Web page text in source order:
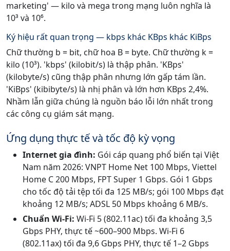
marketing' — kilo và mega trong mạng luôn nghĩa là
10³ và 10⁶.
Ký hiệu rất quan trọng — kbps khác KBps khác KiBps
Chữ thường b = bit, chữ hoa B = byte. Chữ thường k =
kilo (10³). 'kbps' (kilobit/s) là thập phân. 'KBps'
(kilobyte/s) cũng thập phân nhưng lớn gấp tám lần.
'KiBps' (kibibyte/s) là nhị phân và lớn hơn KBps 2,4%.
Nhầm lẫn giữa chúng là nguồn báo lỗi lớn nhất trong
các công cụ giám sát mạng.
Ứng dụng thực tế và tốc độ kỳ vọng
Internet gia đình: Gói cáp quang phổ biến tại Việt
Nam năm 2026: VNPT Home Net 100 Mbps, Viettel
Home C 200 Mbps, FPT Super 1 Gbps. Gói 1 Gbps
cho tốc độ tải tệp tối đa 125 MB/s; gói 100 Mbps đạt
khoảng 12 MB/s; ADSL 50 Mbps khoảng 6 MB/s.
Chuẩn Wi-Fi: Wi-Fi 5 (802.11ac) tối đa khoảng 3,5
Gbps PHY, thực tế ~600–900 Mbps. Wi-Fi 6
(802.11ax) tối đa 9,6 Gbps PHY, thực tế 1–2 Gbps